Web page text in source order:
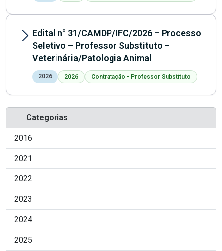
Edital n° 31/CAMDP/IFC/2026 – Processo
Seletivo – Professor Substituto –
Veterinária/Patologia Animal
2026 2026 Contratação - Professor Substituto
Categorias
2016
2021
2022
2023
2024
2025